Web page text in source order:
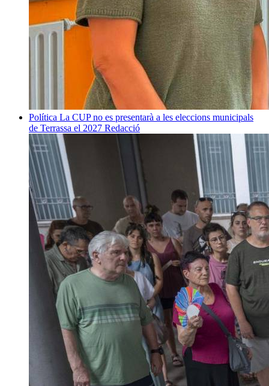
Política La CUP no es presentarà a les eleccions municipals
de Terrassa el 2027 Redacció